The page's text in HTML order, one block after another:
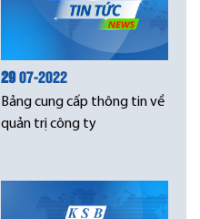
2907-2022
Bảng cung cấp thông tin về
quản trị công ty